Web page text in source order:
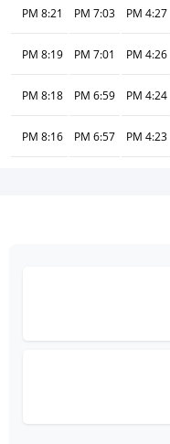
4:27 PM
7:03 PM
8:21 PM
4:26 PM
7:01 PM
8:19 PM
4:24 PM
6:59 PM
8:18 PM
4:23 PM
6:57 PM
8:16 PM